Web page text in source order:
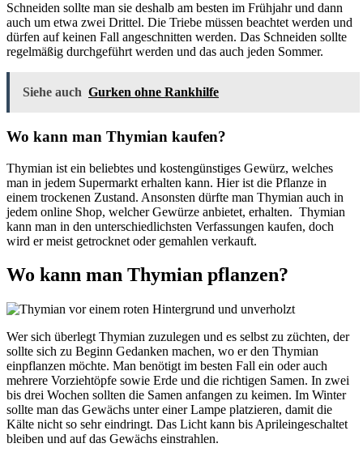
Schneiden sollte man sie deshalb am besten im Frühjahr und dann
auch um etwa zwei Drittel. Die Triebe müssen beachtet werden und
dürfen auf keinen Fall angeschnitten werden. Das Schneiden sollte
regelmäßig durchgeführt werden und das auch jeden Sommer.
Siehe auch Gurken ohne Rankhilfe
Wo kann man Thymian kaufen?
Thymian ist ein beliebtes und kostengünstiges Gewürz, welches
man in jedem Supermarkt erhalten kann. Hier ist die Pflanze in
einem trockenen Zustand. Ansonsten dürfte man Thymian auch in
jedem online Shop, welcher Gewürze anbietet, erhalten. Thymian
kann man in den unterschiedlichsten Verfassungen kaufen, doch
wird er meist getrocknet oder gemahlen verkauft.
Wo kann man Thymian pflanzen?
Wer sich überlegt Thymian zuzulegen und es selbst zu züchten, der
sollte sich zu Beginn Gedanken machen, wo er den Thymian
einpflanzen möchte. Man benötigt im besten Fall ein oder auch
mehrere Vorziehtöpfe sowie Erde und die richtigen Samen. In zwei
bis drei Wochen sollten die Samen anfangen zu keimen. Im Winter
sollte man das Gewächs unter einer Lampe platzieren, damit die
Kälte nicht so sehr eindringt. Das Licht kann bis Aprileingeschaltet
bleiben und auf das Gewächs einstrahlen.